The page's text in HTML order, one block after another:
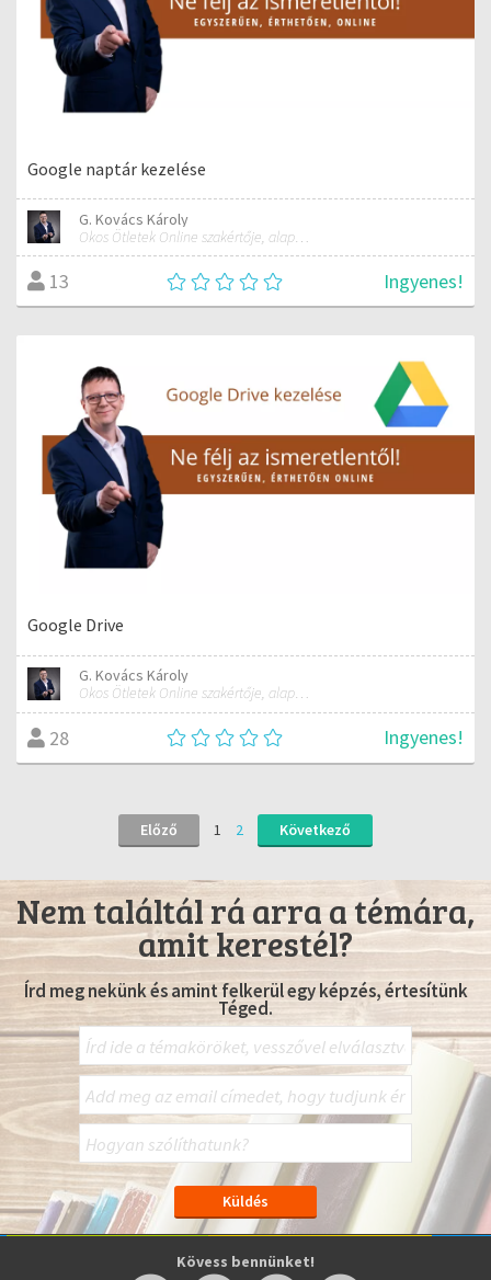
Google naptár kezelése
G. Kovács Károly
Okos Ötletek Online szakértője, alapítója
13 Ingyenes!
Google Drive
G. Kovács Károly
Okos Ötletek Online szakértője, alapítója
28 Ingyenes!
Előző 1 2 Következő
Nem találtál rá arra a témára,
amit kerestél?
Írd meg nekünk és amint felkerül egy képzés, értesítünk
Téged.
Kövess bennünket!